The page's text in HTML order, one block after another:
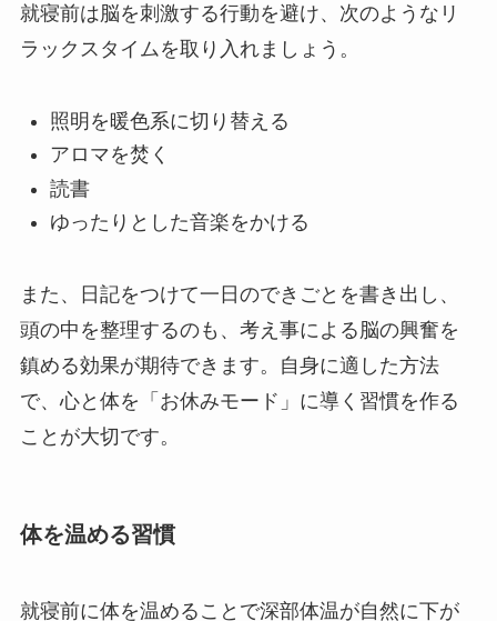
就寝前は脳を刺激する行動を避け、次のようなリ
ラックスタイムを取り入れましょう。
照明を暖色系に切り替える
アロマを焚く
読書
ゆったりとした音楽をかける
また、日記をつけて一日のできごとを書き出し、
頭の中を整理するのも、考え事による脳の興奮を
鎮める効果が期待できます。自身に適した方法
で、心と体を「お休みモード」に導く習慣を作る
ことが大切です。
体を温める習慣
就寝前に体を温めることで深部体温が自然に下が